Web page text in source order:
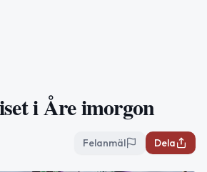
i Åre imorgon
Felanmäl Dela